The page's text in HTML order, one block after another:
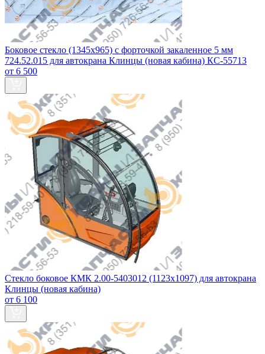
Боковое стекло (1345х965) с форточкой закаленное 5 мм
724.52.015 для автокрана Клинцы (новая кабина) КС-55713
от 6 500
Стекло боковое КМК 2.00-5403012 (1123х1097) для автокрана
Клинцы (новая кабина)
от 6 100